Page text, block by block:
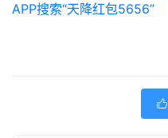
APP搜索“天降红包5656”
